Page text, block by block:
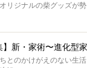
リジナルの柴グッズが勢
】新・家術〜進化型
とのかけがえのない生